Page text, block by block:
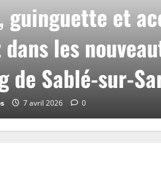
guinguette et
les
de Sablé-sur-
7 avril 2026 0